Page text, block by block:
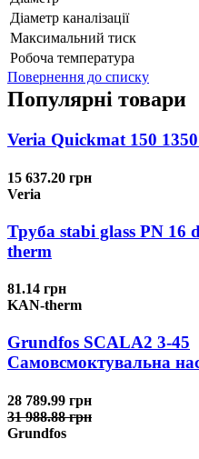
Діаметр каналізації
Максимальний тиск
Робоча температура
Повернення до списку
Популярні товари
Veria Quickmat 150
15 637.20 грн
Veria
Труба stabi glass PN 16
therm
81.14 грн
KAN-therm
Grundfos SCALA2 3-45
Самовсмоктувальна
28 789.99 грн
31 988.88 грн
Grundfos